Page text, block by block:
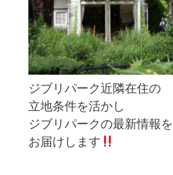
ジブリパーク近隣在住の
立地条件を活かし
ジブリパークの最新情報を
お届けします